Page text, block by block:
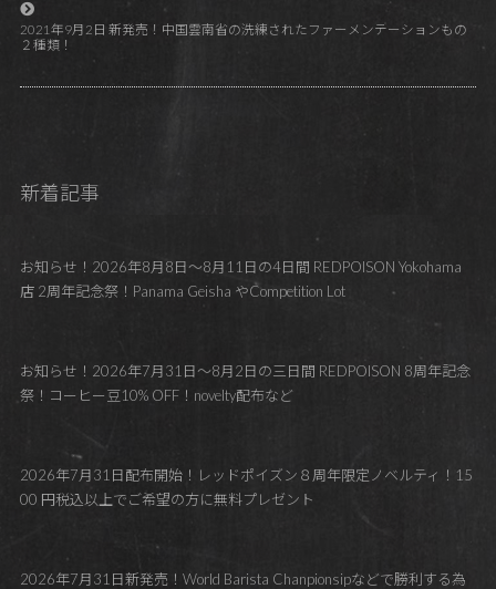
2021年9月2日 新発売！中国雲南省の洗練されたファーメンテーションもの
２種類！
新着記事
お知らせ！2026年8月8日～8月11日の4日間 REDPOISON Yokohama
店 2周年記念祭！Panama Geisha やCompetition Lot
お知らせ！2026年7月31日～8月2日の三日間 REDPOISON 8周年記念
祭！コーヒー豆10% OFF！novelty配布など
2026年7月31日配布開始！レッドポイズン８周年限定ノベルティ！15
00 円税込以上でご希望の方に無料プレゼント
2026年7月31日新発売！World Barista Chanpionsipなどで勝利する為